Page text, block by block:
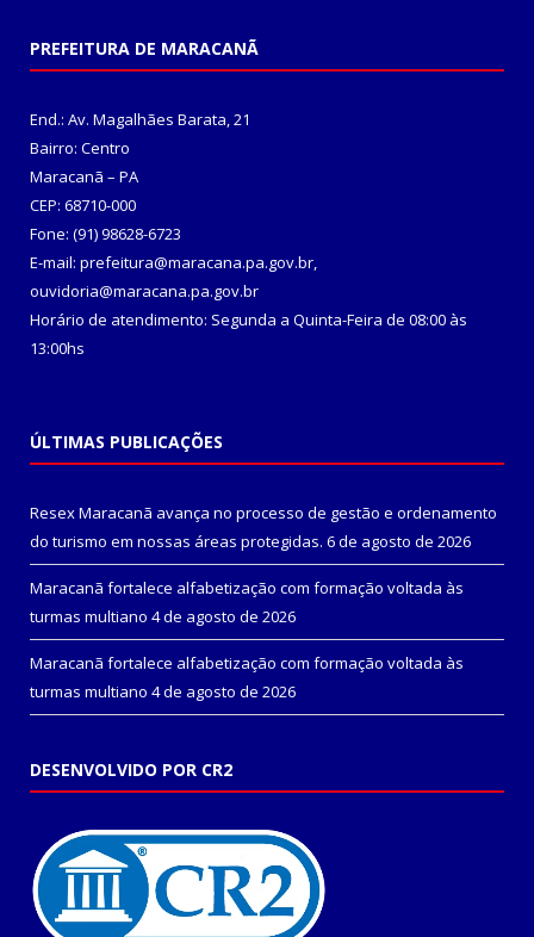
PREFEITURA DE MARACANÃ
End.: Av. Magalhães Barata, 21
Bairro: Centro
Maracanã – PA
CEP: 68710-000
Fone: (91) 98628-6723
E-mail: prefeitura@maracana.pa.gov.br,
ouvidoria@maracana.pa.gov.br
Horário de atendimento: Segunda a Quinta-Feira de 08:00 às
13:00hs
ÚLTIMAS PUBLICAÇÕES
Resex Maracanã avança no processo de gestão e ordenamento
do turismo em nossas áreas protegidas. 6 de agosto de 2026
Maracanã fortalece alfabetização com formação voltada às
turmas multiano 4 de agosto de 2026
Maracanã fortalece alfabetização com formação voltada às
turmas multiano 4 de agosto de 2026
DESENVOLVIDO POR CR2